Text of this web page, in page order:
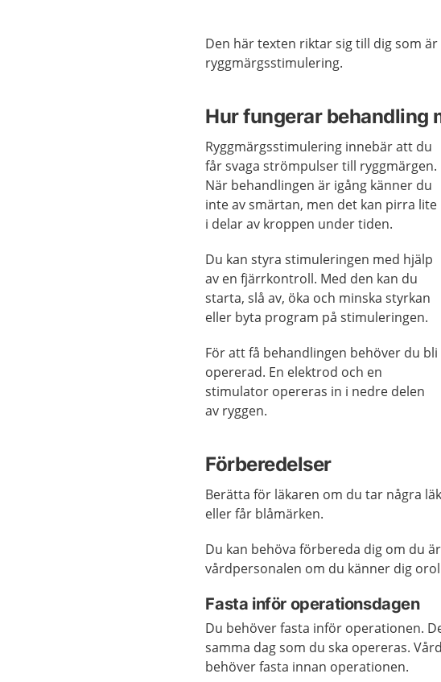
Den här texten riktar sig till dig som
ryggmärgsstimulering.
Hur fungerar behandling
Ryggmärgsstimulering innebär att du
får svaga strömpulser till ryggmärgen.
När behandlingen är igång känner du
inte av smärtan, men det kan pirra lite
i delar av kroppen under tiden.
Du kan styra stimuleringen med hjälp
av en fjärrkontroll. Med den kan du
starta, slå av, öka och minska styrkan
eller byta program på stimuleringen.
För att få behandlingen behöver du bli
opererad. En elektrod och en
stimulator opereras in i nedre delen
av ryggen.
Förberedelser
Berätta för läkaren om du tar några
eller får blåmärken.
Du kan behöva förbereda dig om du är
vårdpersonalen om du känner dig
Fasta inför operationsdagen
Du behöver fasta inför operationen.
samma dag som du ska opereras.
behöver fasta innan operationen.